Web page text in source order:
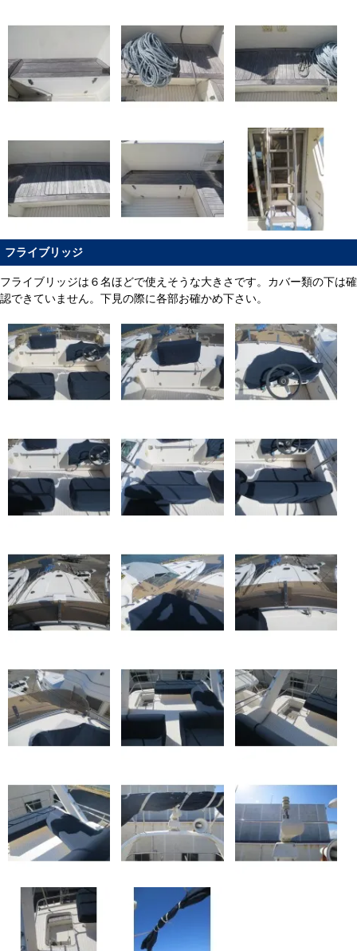
フライブリッジ
フライブリッジは６名ほどで使えそうな大きさです。カバー類の下は確
認できていません。下見の際に各部お確かめ下さい。